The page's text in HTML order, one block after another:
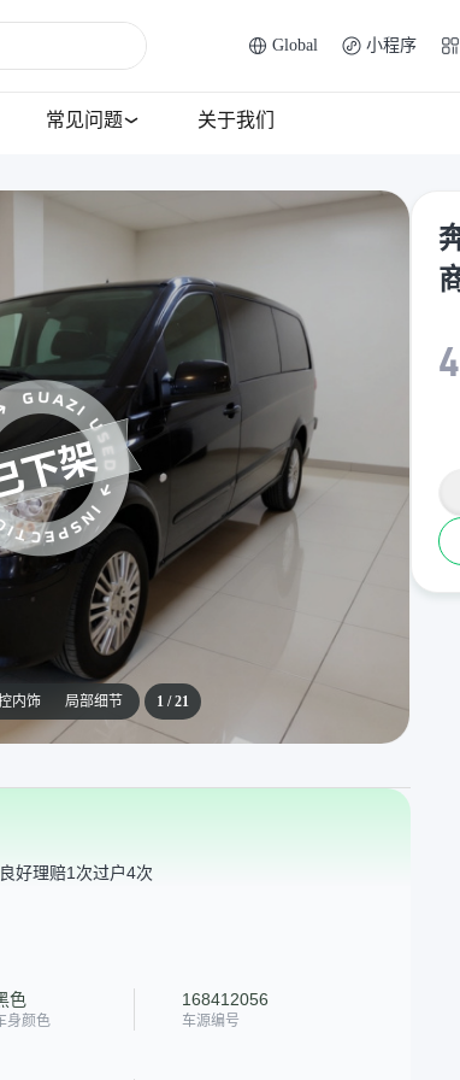
Global 小程序
常见问题 关于我们
内饰 局部细节 1/21
好理赔1次过户4次
色
身颜色
168412056
车源编号